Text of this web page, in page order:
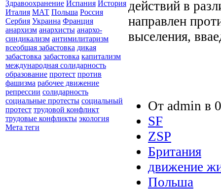
Здравоохранение Испания История
Италия МАТ Польша Россия
Сербия Украина Франция
анархизм анархисты анархо-
синдикализм антимилитаризм
всеобщая забастовка дикая
забастовка забастовка капитализм
международная солидарность
образование протест против
фашизма рабочее движение
репрессии солидарность
социальные протесты социальный
протест трудовой конфликт
трудовые конфликты экология
Мета теги
действий в
направлен
выселения,
От admin в
SF
ZSP
Британия
движение
Польша